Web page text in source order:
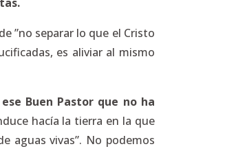
”no separar lo que el Cristo
es aliviar al mismo
Buen Pastor que no ha
hacía la tierra en la que
aguas vivas”. No podemos